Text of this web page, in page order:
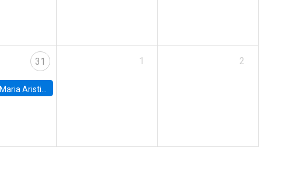
31
Maria Aristizabal-Ramirez, FED Board
1 2